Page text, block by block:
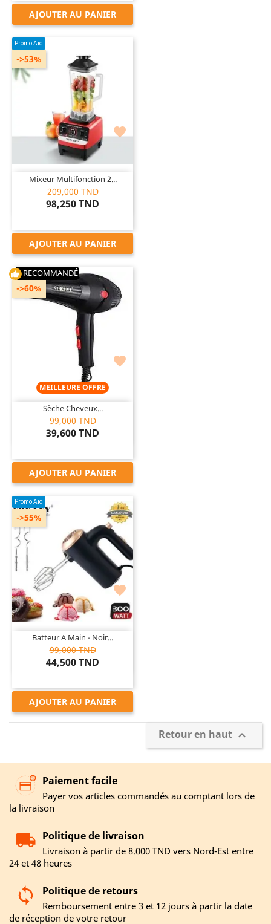
AJOUTER AU PANIER

Promo Aid
Mixeur Multifonction 2...
209,000 TND
98,250 TND
->53%
AJOUTER AU PANIER

thumb_up RECOMMANDÉ
MEILLEURE OFFRE
Sèche Cheveux...
99,000 TND
39,600 TND
->60%
AJOUTER AU PANIER

Promo Aid
Batteur A Main - Noir...
99,000 TND
44,500 TND
->55%
AJOUTER AU PANIER
Retour en haut 
Paiement facile
Payer vos articles commandés au comptant lors de
la livraison
Politique de livraison
Livraison à partir de 8.000 TND vers Nord-Est entre
24 et 48 heures
Politique de retours
Remboursement entre 3 et 12 jours à partir la date
de réception de votre retour